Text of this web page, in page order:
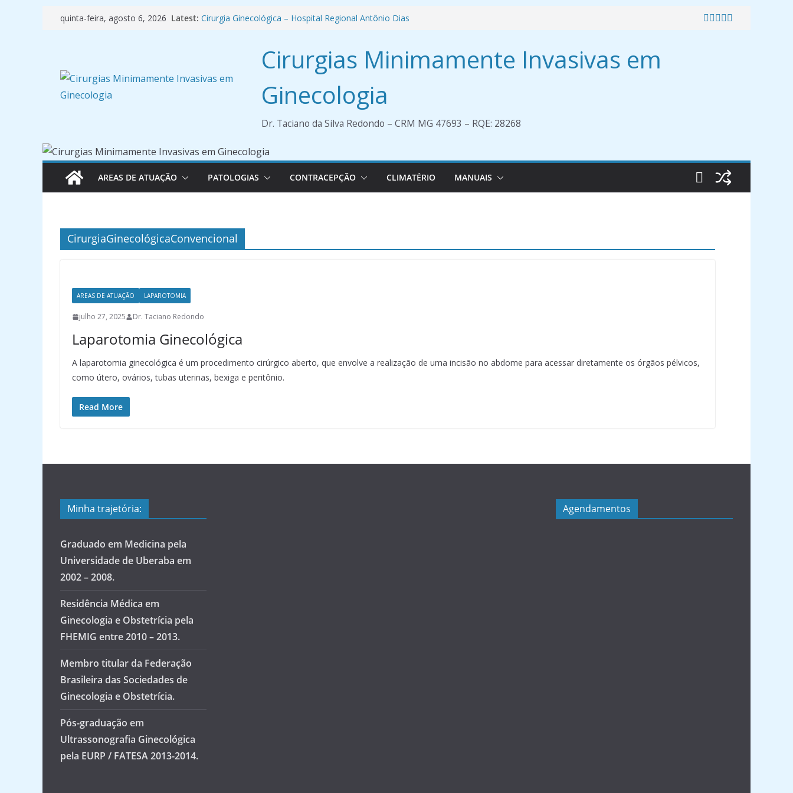
Pularquinta-feira, agosto 6, 2026 Latest: Cirurgia Ginecológica – Hospital Regional Antônio Dias
Cancer de Mama
Professor da Faculdade de Medicina UNIPAM
Cirurgias Minimamente Invasivas em
Ginecologia
Dr. Taciano da Silva Redondo – CRM MG 47693 – RQE: 28268
AREAS DE ATUAÇÃO PATOLOGIAS CONTRACEPÇÃO CLIMATÉRIO MANUAIS
CirurgiaGinecológicaConvencional
AREAS DE ATUAÇÃO LAPAROTOMIA
julho 27, 2025 Dr. Taciano Redondo
Laparotomia Ginecológica
A laparotomia ginecológica é um procedimento cirúrgico aberto, que envolve a realização de uma incisão no abdome para acessar diretamente os órgãos pélvicos,
como útero, ovários, tubas uterinas, bexiga e peritônio.
Read More
Minha trajetória:
Graduado em Medicina pela
Universidade de Uberaba em
2002 – 2008.
Residência Médica em
Ginecologia e Obstetrícia pela
FHEMIG entre 2010 – 2013.
Membro titular da Federação
Brasileira das Sociedades de
Ginecologia e Obstetrícia.
Pós-graduação em
Ultrassonografia Ginecológica
pela EURP / FATESA 2013-2014.
Agendamentos